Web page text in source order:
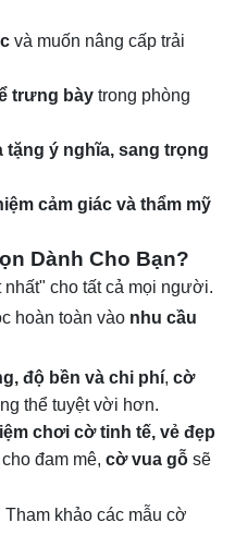
và muốn nâng cấp trải
trưng bày trong phòng
tặng ý nghĩa, sang trọng
cảm giác và thẩm mỹ
Dành Cho Bạn?
cho tất cả mọi người.
hoàn toàn vào nhu cầu
độ bền và chi phí, cờ
thể tuyệt vời hơn.
chơi cờ tinh tế, vẻ đẹp
cho đam mê, cờ vua gỗ sẽ
khảo các mẫu cờ